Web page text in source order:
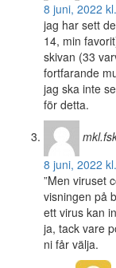
8 juni, 2022
jag har sett
14, min
skivan (33
fortfarande
jag ska inte
för detta.
8 juni, 2022
”Men viruset
visningen på
ett virus kan
ja, tack vare
ni får välja.